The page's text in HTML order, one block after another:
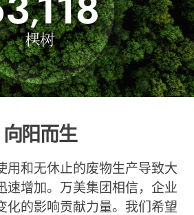
向阳而生
用和无休止的废物生产导致大
速增加。万美集团相信，企业
化的影响贡献力量。我们希望